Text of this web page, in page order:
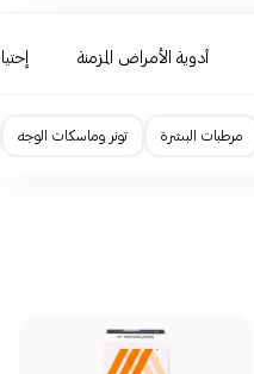
أدوية الأمراض المزمنة
مرطبات البشرة تونر وماسكات الوجه